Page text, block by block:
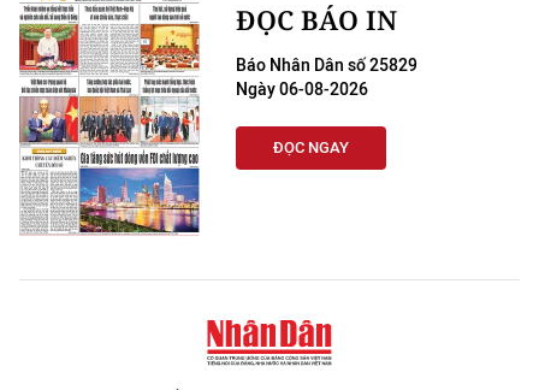
ĐỌC BÁO IN
Báo Nhân Dân số 25829
Ngày 06-08-2026
ĐỌC NGAY